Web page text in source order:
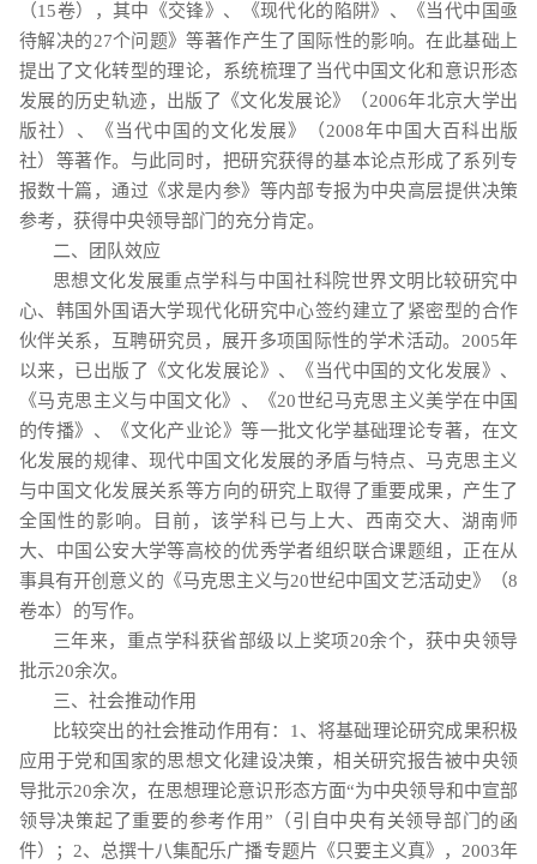
（15卷），其中《交锋》、《现代化的陷阱》、《当代中国亟
待解决的27个问题》等著作产生了国际性的影响。在此基础上
提出了文化转型的理论，系统梳理了当代中国文化和意识形态
发展的历史轨迹，出版了《文化发展论》（2006年北京大学出
版社）、《当代中国的文化发展》（2008年中国大百科出版
社）等著作。与此同时，把研究获得的基本论点形成了系列专
报数十篇，通过《求是内参》等内部专报为中央高层提供决策
参考，获得中央领导部门的充分肯定。
二、团队效应
思想文化发展重点学科与中国社科院世界文明比较研究中
心、韩国外国语大学现代化研究中心签约建立了紧密型的合作
伙伴关系，互聘研究员，展开多项国际性的学术活动。 2005年
以来，已出版了《文化发展论》、《当代中国的文化发展》、
《马克思主义与中国文化》、《20世纪马克思主义美学在中国
的传播》、《文化产业论》等一批文化学基础理论专著，在文
化发展的规律、现代中国文化发展的矛盾与特点、马克思主义
与中国文化发展关系等方向的研究上取得了重要成果，产生了
全国性的影响。目前，该学科已与上大、西南交大、湖南师
大、中国公安大学等高校的优秀学者组织联合课题组，正在从
事具有开创意义的《马克思主义与20世纪中国文艺活动史》（8
卷本）的写作。
三年来，重点学科获省部级以上奖项20余个，获中央领导
批示20余次。
三、社会推动作用
比较突出的社会推动作用有： 1、将基础理论研究成果积极
应用于党和国家的思想文化建设决策，相关研究报告被中央领
导批示20余次，在思想理论意识形态方面“为中央领导和中宣部
领导决策起了重要的参考作用”（引自中央有关领导部门的函
件）；2、总撰十八集配乐广播专题片《只要主义真》， 2003年